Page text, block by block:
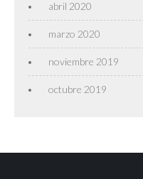
abril 2020
marzo 2020
noviembre 2019
octubre 2019